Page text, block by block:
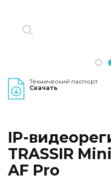
1
Технический паспорт
Скачать
IP-
TRASSIR
AF Pro